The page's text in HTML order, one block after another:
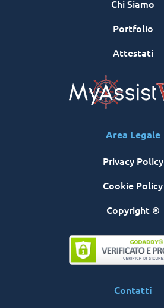
Chi Siamo
Portfolio
Attestati
Area Legale
Privacy Policy
Cookie Policy
Copyright ®
Contatti